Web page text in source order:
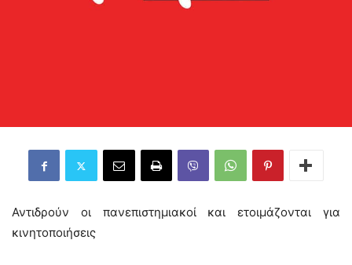
Αντιδρούν οι πανεπιστημιακοί και ετοιμάζονται για
κινητοποιήσεις